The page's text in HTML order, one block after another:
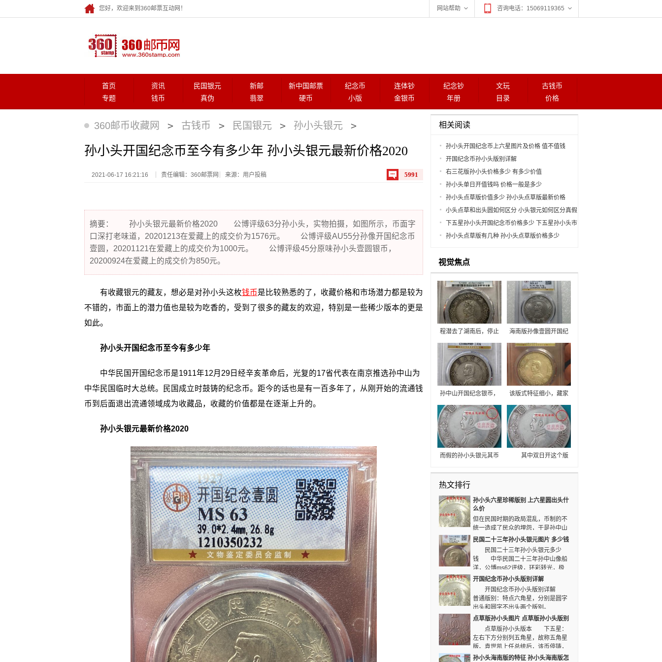
您好，欢迎来到360邮票互动网！ 网站帮助 咨询电话：15069119365
首页 资讯 民国银元 新邮 新中国邮票 纪念币 连体钞 纪念钞 文玩
古钱币
专题
钱币 真伪 翡翠 硬币 小版 金银币 年册 目录 价格
360邮币收藏网 > 古钱币 > 民国银元 > 孙小头银元 >
孙小头开国纪念币至今有多少年 孙小头银元最新价格2020
2021-06-17 16:21:16 责任编辑：360邮票网 来源：用户投稿 5991
摘要： 孙小头银元最新价格2020 公博评级63分孙小头，实物拍摄，如图所示，币面字
口深打老味道，20201213在爱藏上的成交价为1576元。 公博评级AU55分孙像开国纪念币
壹圆，20201121在爱藏上的成交价为1000元。 公博评级45分原味孙小头壹圆银币，
20200924在爱藏上的成交价为850元。
有收藏银元的藏友，想必是对孙小头这枚钱币是比较熟悉的了，收藏价格和市场潜力都是较为
不错的，市面上的潜力值也是较为吃香的，受到了很多的藏友的欢迎，特别是一些稀少版本的更是
如此。
孙小头开国纪念币至今有多少年
中华民国开国纪念币是1911年12月29日经辛亥革命后，光复的17省代表在南京推选孙中山为
中华民国临时大总统。民国成立时鼓铸的纪念币。距今的话也是有一百多年了，从刚开始的流通钱
币到后面退出流通领域成为收藏品，收藏的价值都是在逐渐上升的。
孙小头银元最新价格2020
相关阅读
孙小头开国纪念币上六星图片及价格 值不值钱
开国纪念币孙小头版别详解
右三花版孙小头价格多少 有多少价值
孙小头单日开值钱吗 价格一般是多少
孙小头点草版价值多少 孙小头点草版最新价格
小头点草和出头圆如何区分 小头银元如何区分真假
下五星孙小头开国纪念币价格多少 下五星孙小头市
场价
孙小头点草版有几种 孙小头点草版价格多少
视觉焦点
程潜去了湖南后，停止
法币政策，改铸民间认
可的银元，由于湖南没
有官方铸造模具，遂委
托两家私人银号打造小
头。所以说，湖南日字
花小头其实是私铸银
为银币正面，两侧花纹
中部三个根竖向枝干，
跟上下横向花节紧密相
连，形成竖着的日字。
海南版孙像壹圆开国纪
念币是民国时期发行的
流通钱币，由广东省政
府造币厂铸造的。
孙中山开国纪念银币，
俗称孙小头，是民国时
期流通的主要货币之
一。孙小头三花版为民
国孙小头银元16年版，
装饰星花为六角星。此
版非常稀少，存世量也
钱币也比孙小头银元普
通版的价格要贵些。
该版式特征细小，藏家
们要耐心观察，以免出
现纰漏，但要确定其真
假性，藏家们还要具备
一定的孙小头银元真假
鉴定能力。
而假的孙小头银元其币
糙。但由于孙小头银元
流通后，磨损程度不
同，因此其误差不超过
一克，则可认为其在重
量上无误。
其中双日开这个版
征是开字门匡是一边封
所示右花枝呈左长右
短。上六星的版本是在
背面2、10点位置各有
一个六角星，存世量比
上五星版本多。是行业
玩家首选平台！
热文排行
孙小头六星珍稀版别 上六星圆出头什
么价
但在民国时期的政局混乱，币制的不
统一造成了民众的埋怨，于是孙中山
纪念币也就应运而生，版别丰富。为纪念国父孙中
山丰功伟绩，中央所铸货币均用国父像，南京、天
津诸造币厂于民国16年、17年重新大量铸造中华
民国孙像开国纪念币。
民国二十三年孙小头银元图片 多少钱
民国二十三年孙小头银元多少
钱 中华民国二十三年孙中山像船
洋，公博ms62评级，环彩转光，极
其漂亮，20210130在爱藏上的成交价为1888
元。 孙小头银元，孙中山像船洋银币一枚，公
博评级，民国二十三年，原汁原味，老包浆，
20201015在爱藏上的成交价为860元。
开国纪念币孙小头版别详解
开国纪念币孙小头版别详解
普通版别：特点六角星，分别是圆字
出头和圆字不出头两个版别。
点草版孙小头图片 点草版孙小头版别
点草版孙小头版本 下五星：
左右下方分别列五角星，故称五角星
版。袁世凯上任总统后，该币停铸，
失眠流动不多，比较珍贵。
孙小头海南版的特征 孙小头海南版怎